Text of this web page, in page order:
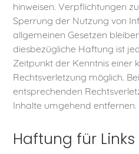
hinweisen. Verpflichtungen
Sperrung der Nutzung von
allgemeinen Gesetzen
diesbezügliche Haftung ist
Zeitpunkt der Kenntnis einer
Rechtsverletzung möglich.
entsprechenden
Inhalte umgehend entfernen.
Haftung für Links